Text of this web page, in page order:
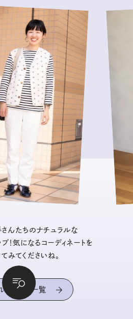
さんたちのナチュラルな
！気になるコーディネートを
みてくださいね。
スナップ一覧